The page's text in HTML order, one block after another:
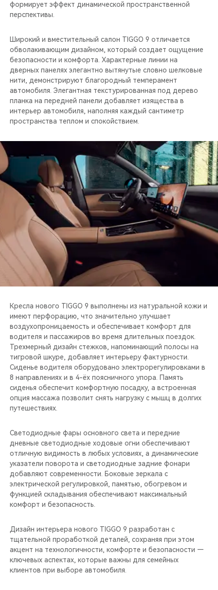
формирует эффект динамической пространственной
перспективы.
Широкий и вместительный салон TIGGO 9 отличается
обволакивающим дизайном, который создает ощущение
безопасности и комфорта. Характерные линии на
дверных панелях элегантно вытянутые словно шелковые
нити, демонстрируют благородный темперамент
автомобиля. Элегантная текстурированная под дерево
планка на передней панели добавляет изящества в
интерьер автомобиля, наполняя каждый сантиметр
пространства теплом и спокойствием.
Кресла нового TIGGO 9 выполнены из натуральной кожи и
имеют перфорацию, что значительно улучшает
воздухопроницаемость и обеспечивает комфорт для
водителя и пассажиров во время длительных поездок.
Трехмерный дизайн стежков, напоминающий полосы на
тигровой шкуре, добавляет интерьеру фактурности.
Сиденье водителя оборудовано электрорегулировками в
8 направлениях и в 4-ёх поясничного упора. Память
сиденья обеспечит комфортную посадку, а встроенная
опция массажа позволит снять нагрузку с мышц в долгих
путешествиях.
Светодиодные фары основного света и передние
дневные светодиодные ходовые огни обеспечивают
отличную видимость в любых условиях, а динамические
указатели поворота и светодиодные задние фонари
добавляют современности. Боковые зеркала с
электрической регулировкой, памятью, обогревом и
функцией складывания обеспечивают максимальный
комфорт и безопасность.
Дизайн интерьера нового TIGGO 9 разработан с
тщательной проработкой деталей, сохраняя при этом
акцент на технологичности, комфорте и безопасности —
ключевых аспектах, которые важны для семейных
клиентов при выборе автомобиля.